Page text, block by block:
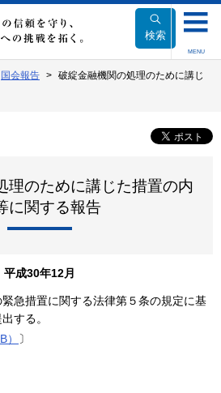
検索
MENU
国会報告
破綻金融機関の処理のために講じ
理のために講じた措置の内
に関する報告
平成30年12月
急措置に関する法律第５条の規定に基
する。
〕